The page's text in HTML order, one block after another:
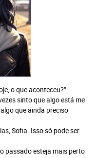
o que aconteceu?”
sinto que algo está me
que ainda preciso
Sofia. Isso só pode ser
passado esteja mais perto